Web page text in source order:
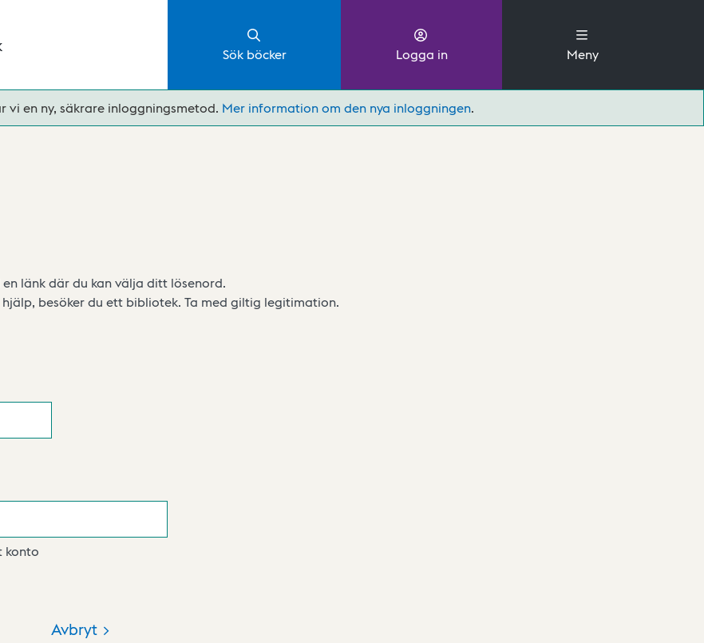
Sök böcker Logga in Meny
vi en ny, säkrare inloggningsmetod. Mer information om den nya inloggningen.
länk där du kan välja ditt lösenord.
besöker du ett bibliotek. Ta med giltig legitimation.
konto
Avbryt >